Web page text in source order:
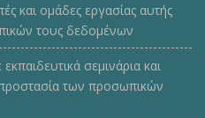
και ομάδες εργασίας αυτής
τους δεδομένων
σεμινάρια και
προστασία των προσωπικών